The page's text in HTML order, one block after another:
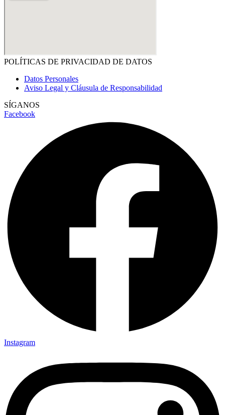
POLÍTICAS DE PRIVACIDAD DE DATOS
Datos Personales
Aviso Legal y Cláusula de Responsabilidad
SÍGANOS
Facebook
Instagram